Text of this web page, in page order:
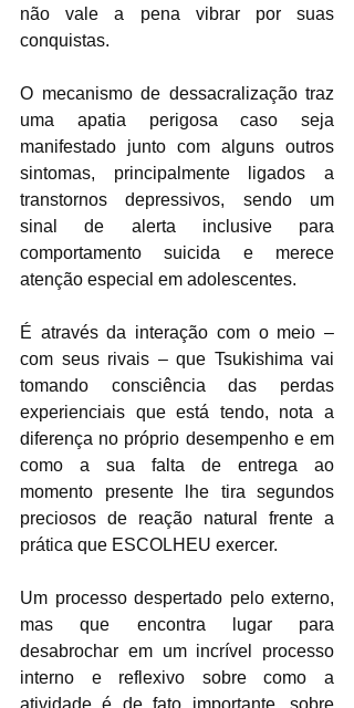
não vale a pena vibrar por suas
conquistas.
O mecanismo de dessacralização traz
uma apatia perigosa caso seja
manifestado junto com alguns outros
sintomas, principalmente ligados a
transtornos depressivos, sendo um
sinal de alerta inclusive para
comportamento suicida e merece
atenção especial em adolescentes.
É através da interação com o meio –
com seus rivais – que Tsukishima vai
tomando consciência das perdas
experienciais que está tendo, nota a
diferença no próprio desempenho e em
como a sua falta de entrega ao
momento presente lhe tira segundos
preciosos de reação natural frente a
prática que ESCOLHEU exercer.
Um processo despertado pelo externo,
mas que encontra lugar para
desabrochar em um incrível processo
interno e reflexivo sobre como a
atividade é de fato importante, sobre